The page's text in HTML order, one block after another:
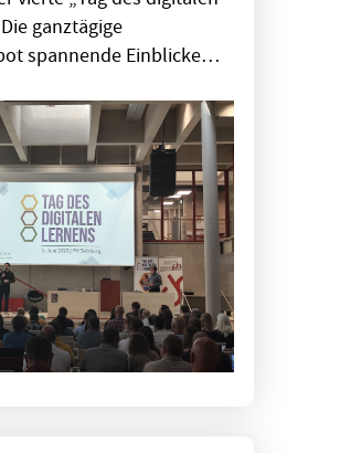
ganztägige
spannende Einblicke…